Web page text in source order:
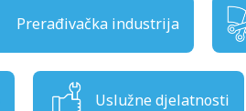
Prerađivačka industrija
Uslužne djelatnosti